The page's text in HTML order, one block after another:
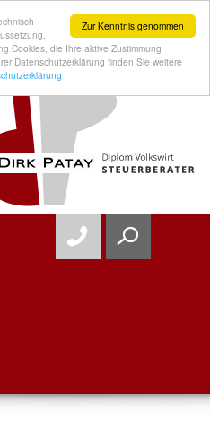
Zur Kenntnis genommen
Cookies, die Ihre aktive Zustimmung
Datenschutzerklärung finden Sie weitere